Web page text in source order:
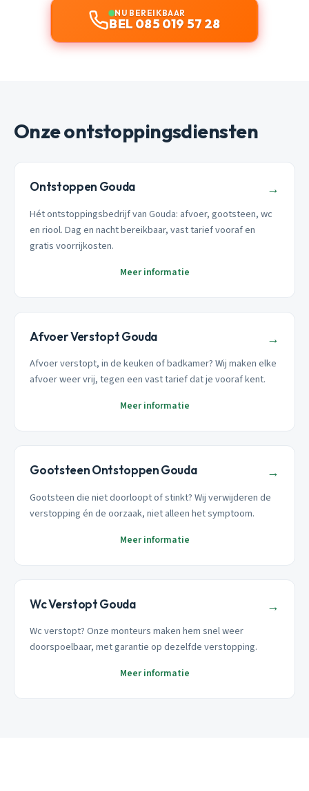
NU BEREIKBAAR
BEL 085 019 57 28
Onze ontstoppingsdiensten
Ontstoppen Gouda →
Hét ontstoppingsbedrijf van Gouda: afvoer, gootsteen, wc
en riool. Dag en nacht bereikbaar, vast tarief vooraf en
gratis voorrijkosten.
Meer informatie
Afvoer Verstopt Gouda →
Afvoer verstopt, in de keuken of badkamer? Wij maken elke
afvoer weer vrij, tegen een vast tarief dat je vooraf kent.
Meer informatie
Gootsteen Ontstoppen Gouda →
Gootsteen die niet doorloopt of stinkt? Wij verwijderen de
verstopping én de oorzaak, niet alleen het symptoom.
Meer informatie
Wc Verstopt Gouda →
Wc verstopt? Onze monteurs maken hem snel weer
doorspoelbaar, met garantie op dezelfde verstopping.
Meer informatie